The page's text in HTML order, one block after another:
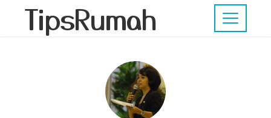
TipsRumah